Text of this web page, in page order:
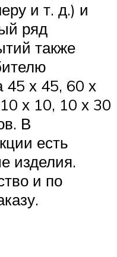
и т. д.) и
ряд
также
45 х 45, 60 х
х 10, 10 х 30
В
есть
изделия.
и по